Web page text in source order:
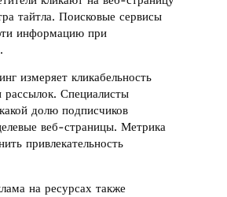
тайтла. Поисковые сервисы
информацию при
измеряет кликабельность
рассылок. Специалисты
долю подписчиков
веб-страницы. Метрика
привлекательность
на ресурсах также